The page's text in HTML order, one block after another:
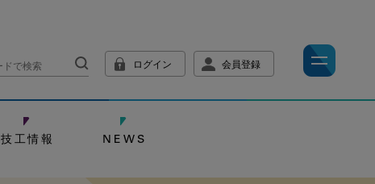
ログイン 会員登録
技工情報 NEWS